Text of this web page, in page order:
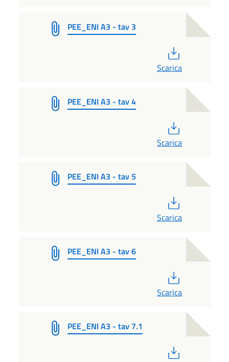
PEE_ENI A3 - tav 3
Scarica
PEE_ENI A3 - tav 4
Scarica
PEE_ENI A3 - tav 5
Scarica
PEE_ENI A3 - tav 6
Scarica
PEE_ENI A3 - tav 7.1